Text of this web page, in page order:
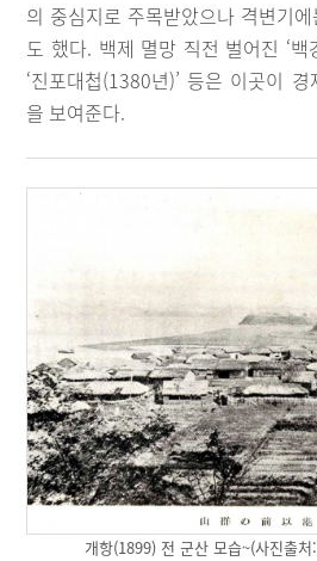
의 중심지로 주목받았으나 격변기
도 했다. 백제 멸망 직전 벌어진 ‘백
‘진포대첩(1380년)’ 등은 이곳이
을 보여준다.
개항(1899) 전 군산 모습~(사진출